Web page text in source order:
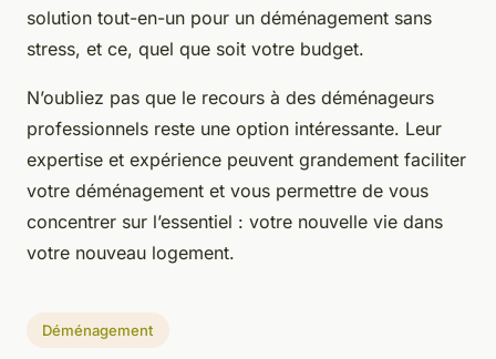
solution tout-en-un pour un déménagement sans
stress, et ce, quel que soit votre budget.
N’oubliez pas que le recours à des déménageurs
professionnels reste une option intéressante. Leur
expertise et expérience peuvent grandement faciliter
votre déménagement et vous permettre de vous
concentrer sur l’essentiel : votre nouvelle vie dans
votre nouveau logement.
Déménagement